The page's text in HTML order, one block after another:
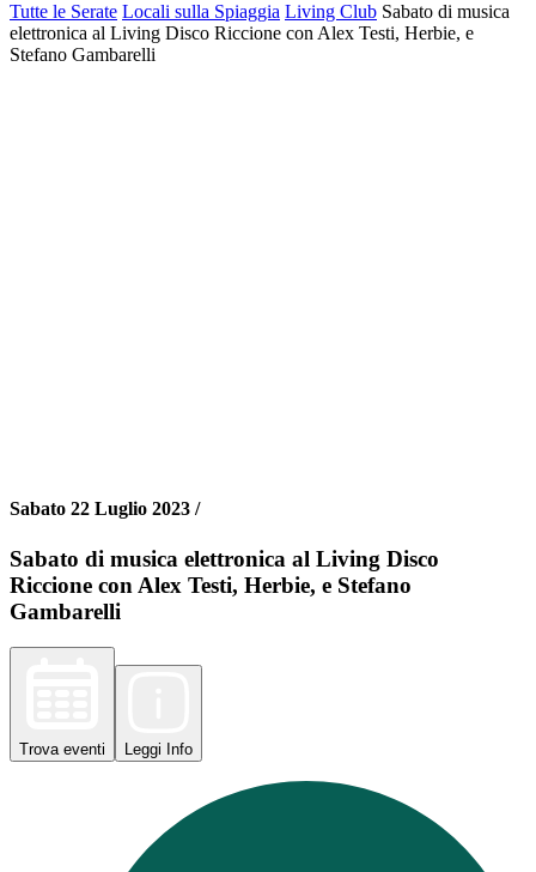
Tutte le Serate Locali sulla Spiaggia Living Club Sabato di musica
elettronica al Living Disco Riccione con Alex Testi, Herbie, e
Stefano Gambarelli
Sabato 22 Luglio 2023 /
Sabato di musica elettronica al Living Disco
Riccione con Alex Testi, Herbie, e Stefano
Gambarelli
Trova eventi Leggi Info